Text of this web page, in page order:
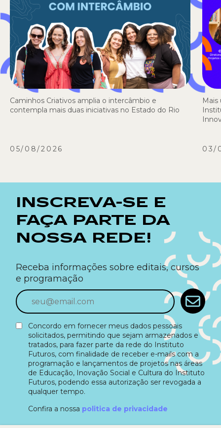
Caminhos Criativos amplia o intercâmbio e
contempla mais duas iniciativas no Estado do Rio
05/08/2026 03/
INSCREVA-SE E
FAÇA PARTE DA
NOSSA REDE!
Receba informações sobre editais, cursos
e programação
Concordo em fornecer meus dados pessoais
solicitados, permitindo que sejam armazenados e
tratados, para fazer parte da rede do Instituto
Futuros, com finalidade de receber e-mails com a
programação e lançamentos de projetos nas áreas
de Educação, Inovação Social e Cultura do Instituto
Futuros, podendo essa autorização ser revogada a
qualquer tempo.
Confira a nossa politica de privacidade